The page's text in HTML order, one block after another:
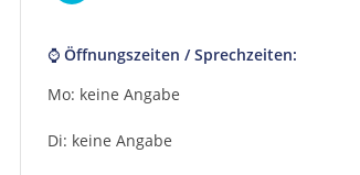
⌚ Öffnungszeiten / Sprechzeiten:
Mo: keine Angabe
Di: keine Angabe